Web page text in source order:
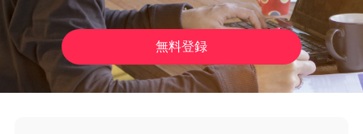
無料登録